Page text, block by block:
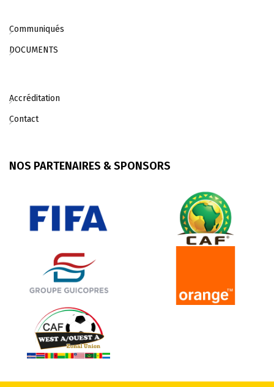
Communiqués
DOCUMENTS
Accréditation
Contact
NOS PARTENAIRES & SPONSORS